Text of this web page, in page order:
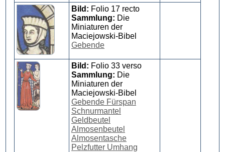
Bild: Folio 17 recto
Sammlung: Die
Miniaturen der
Maciejowski-Bibel
Gebende
Bild: Folio 33 verso
Sammlung: Die
Miniaturen der
Maciejowski-Bibel
Gebende Fürspan
Schnurmantel
Geldbeutel
Almosenbeutel
Almosentasche
Pelzfutter Umhang